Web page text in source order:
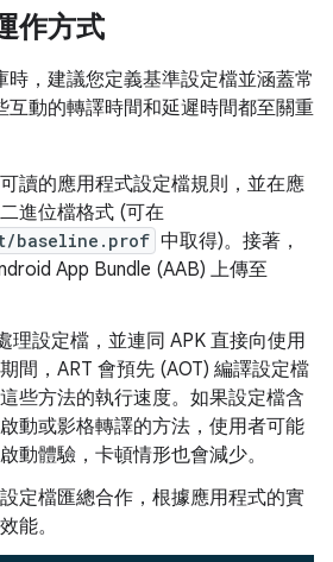
作方式
時，建議您定義基準設定檔並涵蓋常
互動的轉譯時間和延遲時間都至關重
讀的應用程式設定檔規則，並在應
進位檔格式 (可在
baseline.prof 中取得)。接著，
App Bundle (AAB) 上傳至
理設定檔，並連同 APK 直接向使用
間，ART 會預先 (AOT) 編譯設定檔
些方法的執行速度。如果設定檔含
動或影格轉譯的方法，使用者可能
動體驗，卡頓情形也會減少。
定檔匯總合作，根據應用程式的實
能。